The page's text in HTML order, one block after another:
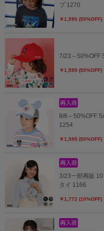
プ 1270
￥1,595 (50%OFF)
7/23～50%OFF
￥1,595 (50%OFF)
8/6～50%OFF
1254
￥1,595 (50%OFF)
3/23一部再販
タイ 1166
￥1,772 (10%OFF)